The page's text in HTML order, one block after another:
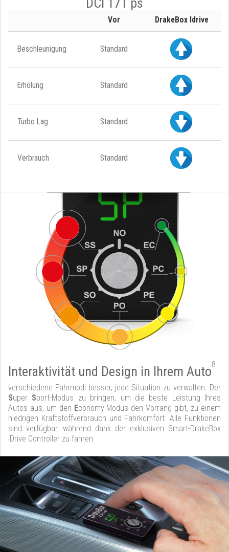
Vor DrakeBox Idrive
Beschleunigung Standard
Erholung Standard
Turbo Lag Standard
Verbrauch Standard
Interaktivität und Design in Ihrem Auto8
verschiedene Fahrmodi besser, jede Situation zu verwalten. Der
Super Sport-Modus zu bringen, um die beste Leistung Ihres
Autos aus, um den Economy-Modus den Vorrang gibt, zu einem
niedrigen Kraftstoffverbrauch und Fahrkomfort. Alle Funktionen
sind verfügbar, während dank der exklusiven Smart-DrakeBox
iDrive Controller zu fahren.